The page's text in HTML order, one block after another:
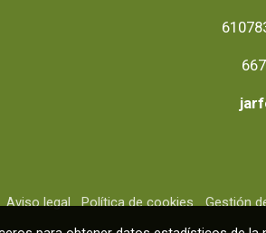
Aviso legal Política de cookies Gestión